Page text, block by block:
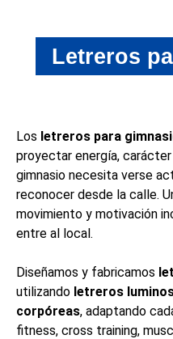
Letreros
Los letreros para
proyectar energía,
gimnasio necesita verse
reconocer desde la calle.
movimiento y motivación
entre al local.
Diseñamos y fabricamos
utilizando letreros
corpóreas, adaptando
fitness, cross training,